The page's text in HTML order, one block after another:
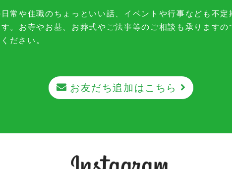
常や住職のちょっといい話、イベントや行事なども不定
。お寺やお墓、お葬式やご法事等のご相談も承りますの
ださい。
お友だち追加はこちら